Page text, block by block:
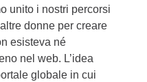
unito i nostri percorsi
donne per creare
esisteva né
nel web. L’idea
globale in cui